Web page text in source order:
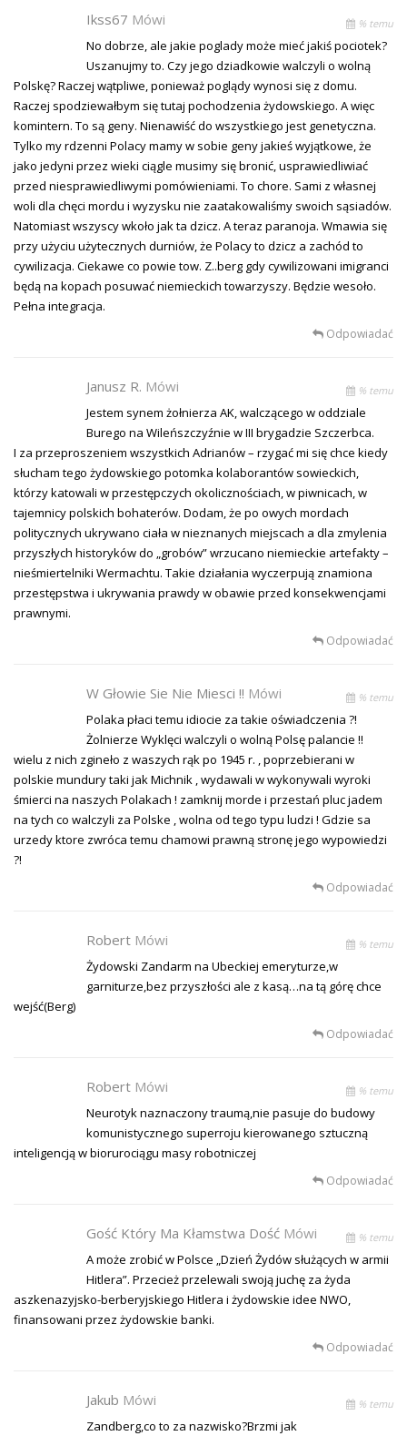
Ikss67 Mówi % temu
No dobrze, ale jakie poglady może mieć jakiś pociotek?
Uszanujmy to. Czy jego dziadkowie walczyli o wolną
Polskę? Raczej wątpliwe, ponieważ poglądy wynosi się z domu.
Raczej spodziewałbym się tutaj pochodzenia żydowskiego. A więc
komintern. To są geny. Nienawiść do wszystkiego jest genetyczna.
Tylko my rdzenni Polacy mamy w sobie geny jakieś wyjątkowe, że
jako jedyni przez wieki ciągle musimy się bronić, usprawiedliwiać
przed niesprawiedliwymi pomówieniami. To chore. Sami z własnej
woli dla chęci mordu i wyzysku nie zaatakowaliśmy swoich sąsiadów.
Natomiast wszyscy wkoło jak ta dzicz. A teraz paranoja. Wmawia się
przy użyciu użytecznych durniów, że Polacy to dzicz a zachód to
cywilizacja. Ciekawe co powie tow. Z..berg gdy cywilizowani imigranci
będą na kopach posuwać niemieckich towarzyszy. Będzie wesoło.
Pełna integracja.
Odpowiadać
Janusz R. Mówi % temu
Jestem synem żołnierza AK, walczącego w oddziale
Burego na Wileńszczyźnie w III brygadzie Szczerbca.
I za przeproszeniem wszystkich Adrianów – rzygać mi się chce kiedy
słucham tego żydowskiego potomka kolaborantów sowieckich,
którzy katowali w przestępczych okolicznościach, w piwnicach, w
tajemnicy polskich bohaterów. Dodam, że po owych mordach
politycznych ukrywano ciała w nieznanych miejscach a dla zmylenia
przyszłych historyków do „grobów” wrzucano niemieckie artefakty –
nieśmiertelniki Wermachtu. Takie działania wyczerpują znamiona
przestępstwa i ukrywania prawdy w obawie przed konsekwencjami
prawnymi.
Odpowiadać
W Głowie Sie Nie Miesci !! Mówi % temu
Polaka płaci temu idiocie za takie oświadczenia ?!
Żolnierze Wyklęci walczyli o wolną Polsę palancie !!
wielu z nich zgineło z waszych rąk po 1945 r. , poprzebierani w
polskie mundury taki jak Michnik , wydawali w wykonywali wyroki
śmierci na naszych Polakach ! zamknij morde i przestań pluc jadem
na tych co walczyli za Polske , wolna od tego typu ludzi ! Gdzie sa
urzedy ktore zwróca temu chamowi prawną stronę jego wypowiedzi
?!
Odpowiadać
Robert Mówi % temu
Żydowski Zandarm na Ubeckiej emeryturze,w
garniturze,bez przyszłości ale z kasą…na tą górę chce
wejść(Berg)
Odpowiadać
Robert Mówi % temu
Neurotyk naznaczony traumą,nie pasuje do budowy
komunistycznego superroju kierowanego sztuczną
inteligencją w biorurociągu masy robotniczej
Odpowiadać
Gość Który Ma Kłamstwa Dość Mówi % temu
A może zrobić w Polsce „Dzień Żydów służących w armii
Hitlera”. Przecież przelewali swoją juchę za żyda
aszkenazyjsko-berberyjskiego Hitlera i żydowskie idee NWO,
finansowani przez żydowskie banki.
Odpowiadać
Jakub Mówi % temu
Zandberg,co to za nazwisko?Brzmi jak